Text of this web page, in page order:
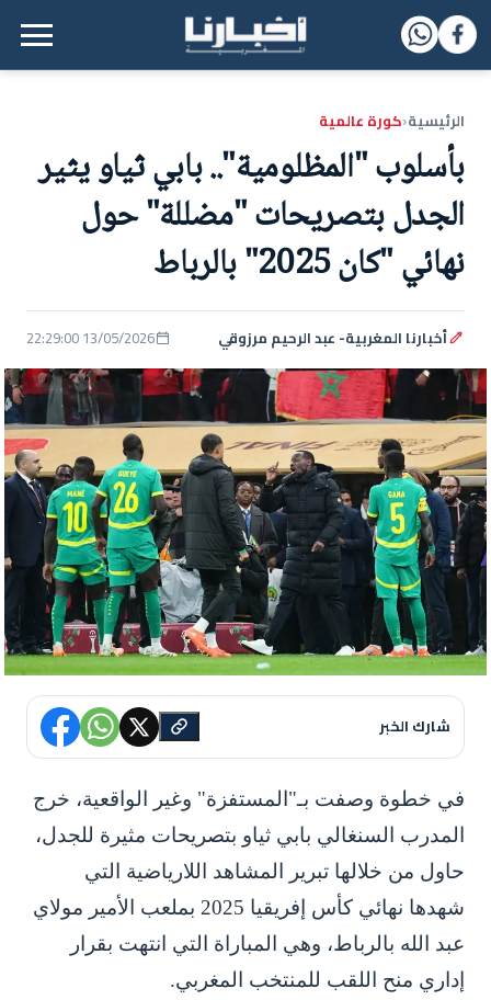
القائمة الرئيسية
الرئيسية‹كورة عالمية
بأسلوب "المظلومية".. بابي ثياو يثير
الجدل بتصريحات "مضللة" حول
نهائي "كان 2025" بالرباط
أخبارنا المغربية- عبد الرحيم مرزوقي 13/05/2026 22:29:00
شارك الخبر
في خطوة وصفت بـ"المستفزة" وغير الواقعية، خرج
المدرب السنغالي بابي ثياو بتصريحات مثيرة للجدل،
حاول من خلالها تبرير المشاهد اللارياضية التي
شهدها نهائي كأس إفريقيا 2025 بملعب الأمير مولاي
عبد الله بالرباط، وهي المباراة التي انتهت بقرار
إداري منح اللقب للمنتخب المغربي.